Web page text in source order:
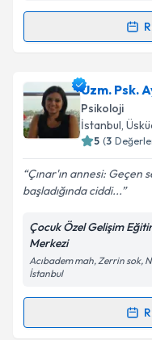
Randevu
Klinik Psikolog
randevu takvimi
randevu almanız
posta ile
E-posta Adresiniz
Metni'ni
Uzm. Psk.
Psikoloji
İstanbul,
5 (3
Çınar'ın annesi: Geçen
başladığında ciddi...
Çocuk Özel Gelişim
Merkezi
Acıbadem mah, Zerrin sok,
İstanbul
Randevu